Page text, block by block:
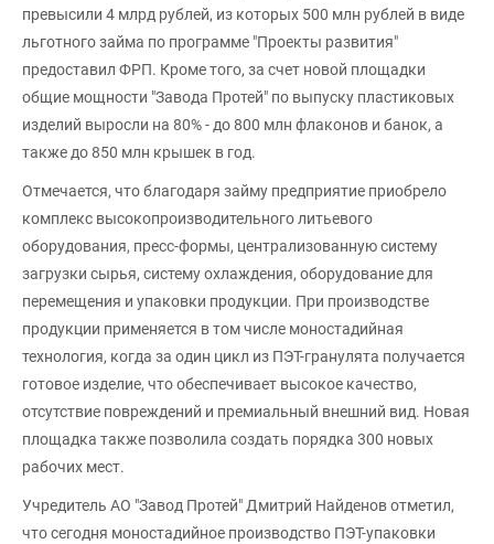
превысили 4 млрд рублей, из которых 500 млн рублей в виде
льготного займа по программе "Проекты развития"
предоставил ФРП. Кроме того, за счет новой площадки
общие мощности "Завода Протей" по выпуску пластиковых
изделий выросли на 80% - до 800 млн флаконов и банок, а
также до 850 млн крышек в год.
Отмечается, что благодаря займу предприятие приобрело
комплекс высокопроизводительного литьевого
оборудования, пресс-формы, централизованную систему
загрузки сырья, систему охлаждения, оборудование для
перемещения и упаковки продукции. При производстве
продукции применяется в том числе моностадийная
технология, когда за один цикл из ПЭТ-гранулята получается
готовое изделие, что обеспечивает высокое качество,
отсутствие повреждений и премиальный внешний вид. Новая
площадка также позволила создать порядка 300 новых
рабочих мест.
Учредитель АО "Завод Протей" Дмитрий Найденов отметил,
что сегодня моностадийное производство ПЭТ-упаковки